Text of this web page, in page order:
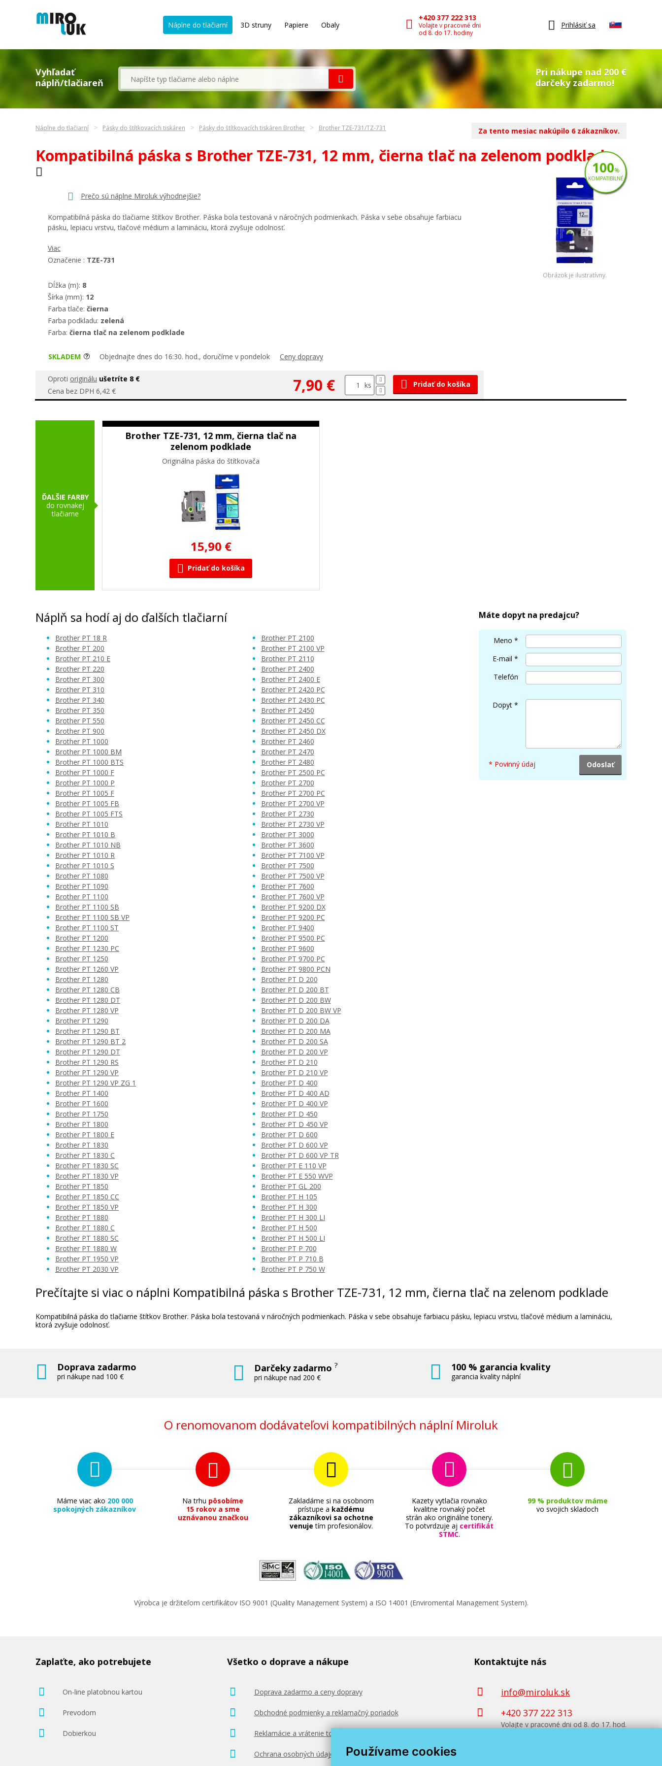
Používame cookies
Náplne do tlačiarní 3D struny Papiere Obaly
+420 377 222 313
Volajte v pracovné dni
od 8. do 17. hodiny
Prihlásiť sa
Vyhľadať
náplň/tlačiareň
Pri nákupe nad 200 €
darčeky zadarmo!
Náplne do tlačiarní Pásky do štítkovacích tiskáren Pásky do štítkovacích tiskáren Brother Brother TZE-731/TZ-731
Kompatibilná páska s Brother TZE-731, 12 mm, čierna tlač na zelenom podklade
Prečo sú náplne Miroluk výhodnejšie?
Kompatibilná páska do tlačiarne štítkov Brother. Páska bola testovaná v náročných podmienkach. Páska v sebe obsahuje farbiacu
pásku, lepiacu vrstvu, tlačové médium a lamináciu, ktorá zvyšuje odolnosť.
Viac
Označenie : TZE-731
Dĺžka (m): 8
Šírka (mm): 12
Farba tlače: čierna
Farba podkladu: zelená
Farba: čierna tlač na zelenom podklade
SKLADEM Objednajte dnes do 16:30. hod., doručíme v pondelok Ceny dopravy
Oproti originálu ušetríte 8 €
Cena bez DPH 6,42 €
7,90 € ks Pridať do košíka
Obrázok je ilustratívny.
100%
KOMPATIBILNÉ
Za tento mesiac nakúpilo 6 zákazníkov.
ĎALŠIE FARBY
do rovnakej
tlačiarne
Brother TZE-731, 12 mm, čierna tlač na
zelenom podklade
Originálna páska do štítkovača
15,90 €
Pridať do košíka
Náplň sa hodí aj do ďalších tlačiarní
Brother PT 18 R
Brother PT 200
Brother PT 210 E
Brother PT 220
Brother PT 300
Brother PT 310
Brother PT 340
Brother PT 350
Brother PT 550
Brother PT 900
Brother PT 1000
Brother PT 1000 BM
Brother PT 1000 BTS
Brother PT 1000 F
Brother PT 1000 P
Brother PT 1005 F
Brother PT 1005 FB
Brother PT 1005 FTS
Brother PT 1010
Brother PT 1010 B
Brother PT 1010 NB
Brother PT 1010 R
Brother PT 1010 S
Brother PT 1080
Brother PT 1090
Brother PT 1100
Brother PT 1100 SB
Brother PT 1100 SB VP
Brother PT 1100 ST
Brother PT 1200
Brother PT 1230 PC
Brother PT 1250
Brother PT 1260 VP
Brother PT 1280
Brother PT 1280 CB
Brother PT 1280 DT
Brother PT 1280 VP
Brother PT 1290
Brother PT 1290 BT
Brother PT 1290 BT 2
Brother PT 1290 DT
Brother PT 1290 RS
Brother PT 1290 VP
Brother PT 1290 VP ZG 1
Brother PT 1400
Brother PT 1600
Brother PT 1750
Brother PT 1800
Brother PT 1800 E
Brother PT 1830
Brother PT 1830 C
Brother PT 1830 SC
Brother PT 1830 VP
Brother PT 1850
Brother PT 1850 CC
Brother PT 1850 VP
Brother PT 1880
Brother PT 1880 C
Brother PT 1880 SC
Brother PT 1880 W
Brother PT 1950 VP
Brother PT 2030 VP
Brother PT 2100
Brother PT 2100 VP
Brother PT 2110
Brother PT 2400
Brother PT 2400 E
Brother PT 2420 PC
Brother PT 2430 PC
Brother PT 2450
Brother PT 2450 CC
Brother PT 2450 DX
Brother PT 2460
Brother PT 2470
Brother PT 2480
Brother PT 2500 PC
Brother PT 2700
Brother PT 2700 PC
Brother PT 2700 VP
Brother PT 2730
Brother PT 2730 VP
Brother PT 3000
Brother PT 3600
Brother PT 7100 VP
Brother PT 7500
Brother PT 7500 VP
Brother PT 7600
Brother PT 7600 VP
Brother PT 9200 DX
Brother PT 9200 PC
Brother PT 9400
Brother PT 9500 PC
Brother PT 9600
Brother PT 9700 PC
Brother PT 9800 PCN
Brother PT D 200
Brother PT D 200 BT
Brother PT D 200 BW
Brother PT D 200 BW VP
Brother PT D 200 DA
Brother PT D 200 MA
Brother PT D 200 SA
Brother PT D 200 VP
Brother PT D 210
Brother PT D 210 VP
Brother PT D 400
Brother PT D 400 AD
Brother PT D 400 VP
Brother PT D 450
Brother PT D 450 VP
Brother PT D 600
Brother PT D 600 VP
Brother PT D 600 VP TR
Brother PT E 110 VP
Brother PT E 550 WVP
Brother PT GL 200
Brother PT H 105
Brother PT H 300
Brother PT H 300 LI
Brother PT H 500
Brother PT H 500 LI
Brother PT P 700
Brother PT P 710 B
Brother PT P 750 W
Máte dopyt na predajcu?
Meno *
E-mail *
Telefón
Dopyt *
* Povinný údaj
Prečítajte si viac o náplni Kompatibilná páska s Brother TZE-731, 12 mm, čierna tlač na zelenom podklade
Kompatibilná páska do tlačiarne štítkov Brother. Páska bola testovaná v náročných podmienkach. Páska v sebe obsahuje farbiacu pásku, lepiacu vrstvu, tlačové médium a lamináciu,
ktorá zvyšuje odolnosť.
Doprava zadarmo
pri nákupe nad 100 €
Darčeky zadarmo?
pri nákupe nad 200 €
100 % garancia kvality
garancia kvality náplní
O renomovanom dodávateľovi kompatibilných náplní Miroluk
Máme viac ako 200 000
spokojných zákazníkov
Na trhu pôsobíme
15 rokov a sme
uznávanou značkou
Zakladáme si na osobnom
prístupe a každému
zákazníkovi sa ochotne
venuje tím profesionálov.
Kazety vytlačia rovnako
kvalitne rovnaký počet
strán ako originálne tonery.
To potvrdzuje aj certifikát
STMC.
99 % produktov máme
vo svojich skladoch
Výrobca je držiteľom certifikátov ISO 9001 (Quality Management System) a ISO 14001 (Enviromental Management System).
Zaplaťte, ako potrebujete
On-line platobnou kartou
Prevodom
Dobierkou
Všetko o doprave a nákupe
Doprava zadarmo a ceny dopravy
Obchodné podmienky a reklamačný poriadok
Reklamácie a vrátenie tovaru
Ochrana osobných údajov
Kontaktujte nás
info@miroluk.sk
+420 377 222 313
Volajte v pracovné dni od 8. do 17. hod.